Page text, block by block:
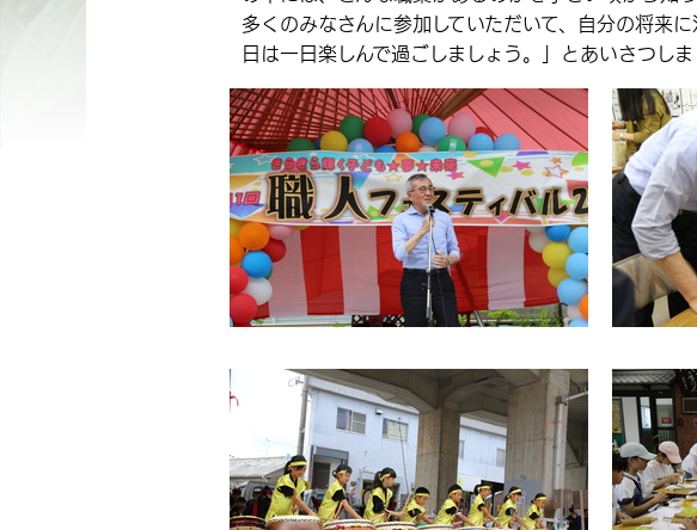
多くのみなさんに参加していただいて、自分の将来
日は一日楽しんで過ごしましょう。」とあいさつしま